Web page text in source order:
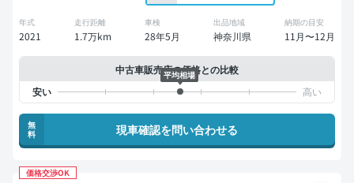
年式
2021
走行距離
1.7万km
車検
28年5月
出品地域
神奈川県
納期の目安
11月〜12月
中古車販売店の価格との比較
平均相場
無
料
現車確認を問い合わせる
価格交渉OK